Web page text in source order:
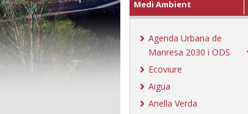
Medi Ambient
Agenda Urbana de
Manresa 2030 i ODS
Ecoviure
Aigua
Anella Verda